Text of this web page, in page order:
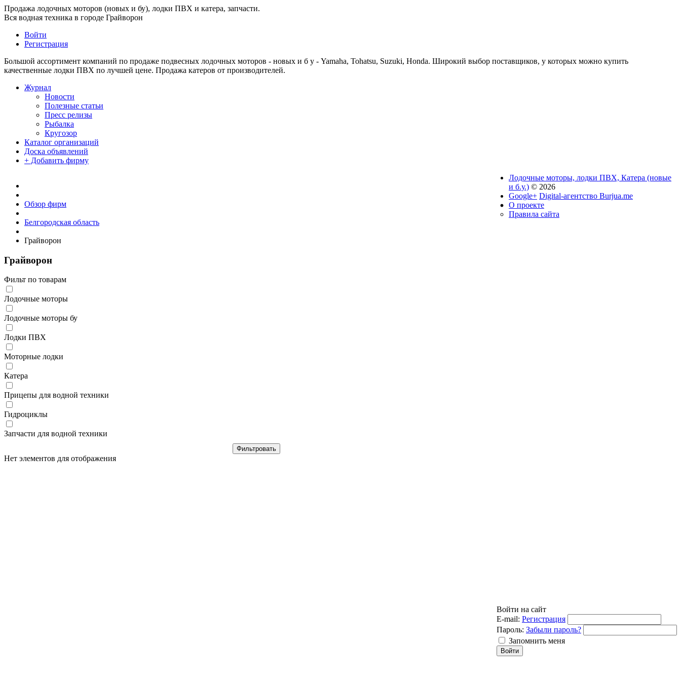
Продажа лодочных моторов (новых и бу), лодки ПВХ и катера, запчасти.
Вся водная техника в городе Грайворон
Войти
Регистрация
Большой ассортимент компаний по продаже подвесных лодочных моторов - новых и б у - Yamaha, Tohatsu, Suzuki, Honda. Широкий выбор поставщиков, у которых можно купить
качественные лодки ПВХ по лучшей цене. Продажа катеров от производителей.
Журнал
Новости
Полезные статьи
Пресс релизы
Рыбалка
Кругозор
Каталог организаций
Доска объявлений
+ Добавить фирму
Обзор фирм
Белгородская область
Грайворон
Грайворон
Фильт по товарам
Лодочные моторы
Лодочные моторы бу
Лодки ПВХ
Моторные лодки
Катера
Прицепы для водной техники
Гидроциклы
Запчасти для водной техники
Нет элементов для отображения
Войти на сайт
E-mail: Регистрация
Пароль: Забыли пароль?
Запомнить меня
Лодочные моторы, лодки ПВХ, Катера (новые
и б.у.) © 2026
Google+ Digital-агентство Burjua.me
О проекте
Правила сайта